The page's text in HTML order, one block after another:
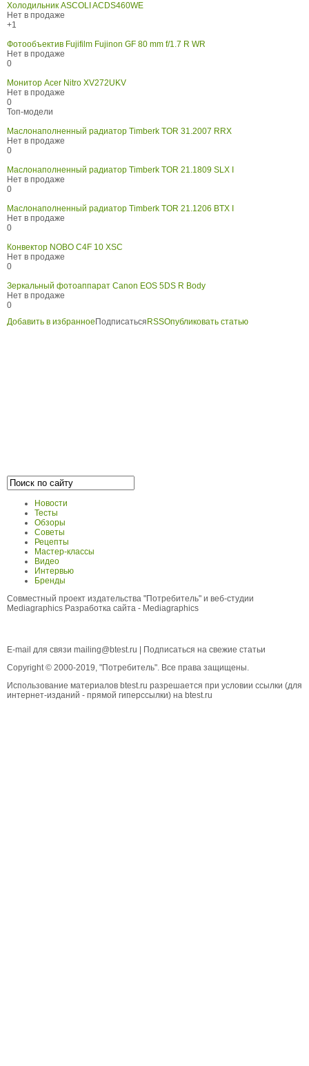
Холодильник ASCOLI ACDS460WE
Нет в продаже
+1
Фотообъектив Fujifilm Fujinon GF 80 mm f/1.7 R WR
Нет в продаже
0
Монитор Acer Nitro XV272UKV
Нет в продаже
0
Топ-модели
Маслонаполненный радиатор Timberk TOR 31.2007 RRX
Нет в продаже
0
Маслонаполненный радиатор Timberk TOR 21.1809 SLX I
Нет в продаже
0
Маслонаполненный радиатор Timberk TOR 21.1206 BTX I
Нет в продаже
0
Конвектор NOBO C4F 10 XSC
Нет в продаже
0
Зеркальный фотоаппарат Canon EOS 5DS R Body
Нет в продаже
0
Добавить в избранное Подписаться RSSОпубликовать статью
Новости
Тесты
Обзоры
Советы
Рецепты
Мастер-классы
Видео
Интервью
Бренды
Совместный проект издательства "Потребитель" и веб-студии
Mediagraphics Разработка сайта - Mediagraphics
E-mail для связи mailing@btest.ru
Подписаться на свежие статьи
Copyright © 2000-2019, "Потребитель". Все права защищены.
Использование материалов btest.ru разрешается при условии ссылки (для
интернет-изданий - прямой гиперссылки) на btest.ru